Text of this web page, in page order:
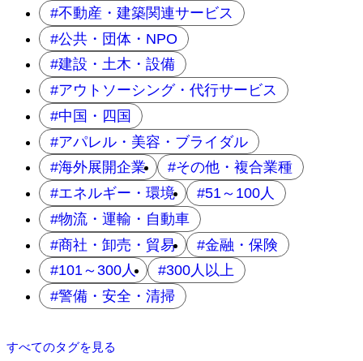
不動産・建築関連サービス
公共・団体・NPO
建設・土木・設備
アウトソーシング・代行サービス
中国・四国
アパレル・美容・ブライダル
海外展開企業
その他・複合業種
エネルギー・環境
51～100人
物流・運輸・自動車
商社・卸売・貿易
金融・保険
101～300人
300人以上
警備・安全・清掃
すべてのタグを見る